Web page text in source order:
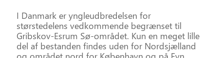
I Danmark er yngleudbredelsen for
størstedelens vedkommende begrænset til
Gribskov-Esrum Sø-området. Kun en meget lille
del af bestanden findes uden for Nordsjælland